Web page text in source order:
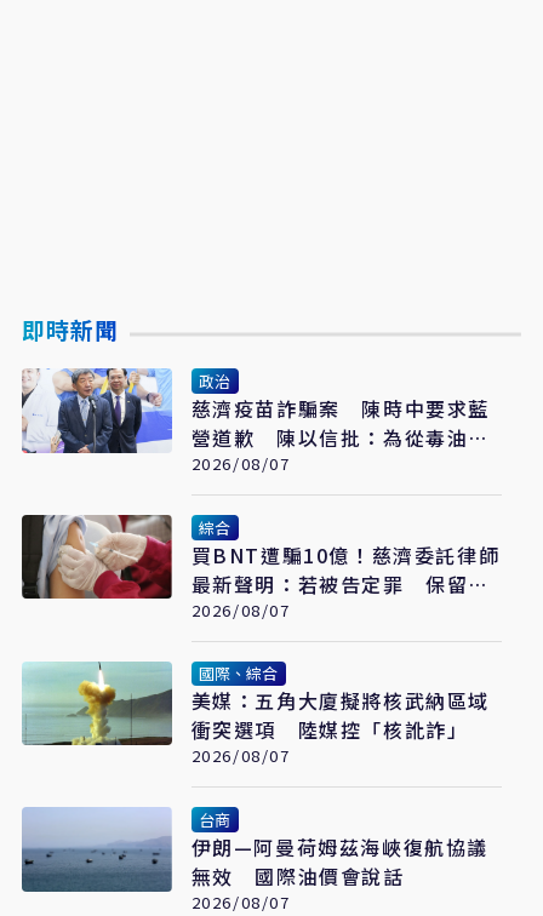
即時新聞
政治
慈濟疫苗詐騙案 陳時中要求藍
營道歉 陳以信批：為從毒油案
脫身
2026/08/07
綜合
買BNT遭騙10億！慈濟委託律師
最新聲明：若被告定罪 保留民
事請求賠償
2026/08/07
國際、綜合
美媒：五角大廈擬將核武納區域
衝突選項 陸媒控「核訛詐」
2026/08/07
台商
伊朗—阿曼荷姆茲海峽復航協議
無效 國際油價會說話
2026/08/07